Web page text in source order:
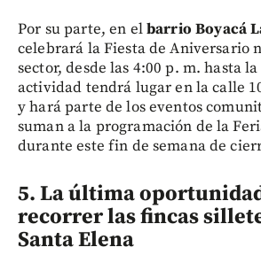
Por su parte, en elbarrio Boyacá
celebrará la Fiesta de Aniversario
sector, desde las 4:00 p. m. hasta
actividad tendrá lugar en la calle
y hará parte de los eventos
suman a la programación de la
durante este fin de semana de
5. La última
recorrer las fincas
Santa Elena